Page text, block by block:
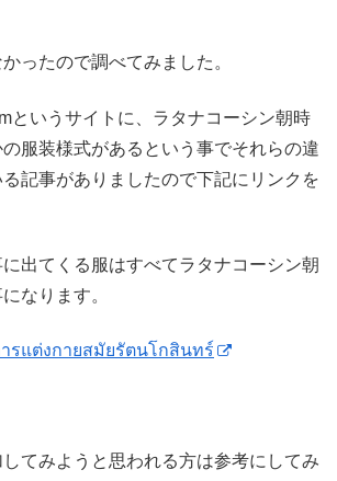
ったので調べてみました。
というサイトに、ラタナコーシン朝時
服装様式があるという事でそれらの違
記事がありましたので下記にリンクを
出てくる服はすべてラタナコーシン朝
なります。
ารแต่งกายสมัยรัตนโกสินทร์
てみようと思われる方は参考にしてみ